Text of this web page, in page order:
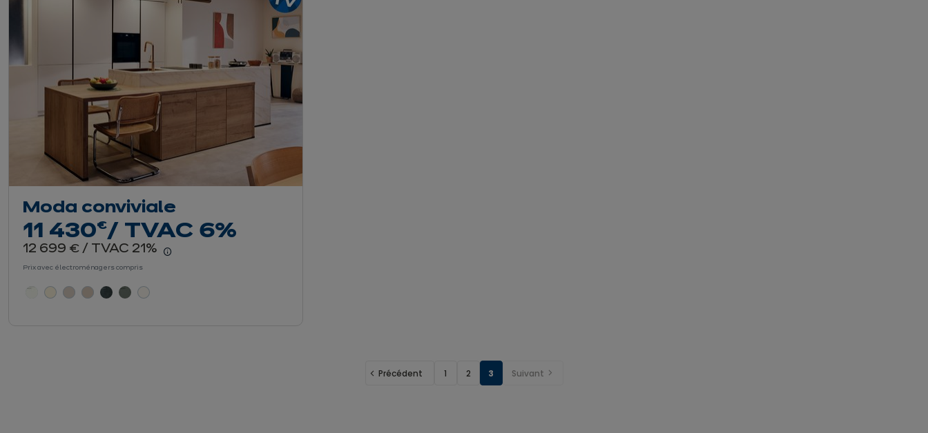
Moda conviviale
11 430€
euros / TVAC 6%
12 699 € euros
/ TVAC 21%
En savoir plus - Afficher le détail du prix
Prix avec électroménagers compris
Précédent 1 2 3 Suivant